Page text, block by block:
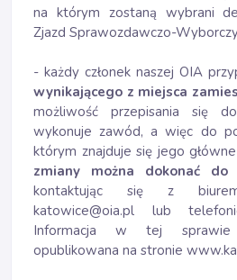
na którym zostaną wybrani
Zjazd Sprawozdawczo-
- każdy członek naszej OIA
wynikającego z miejsca
możliwość przepisania się
wykonuje zawód, a więc do
którym znajduje się jego
zmiany można dokonać
kontaktując się z
katowice@oia.pl lub
Informacja w tej sprawie
opublikowana na stronie